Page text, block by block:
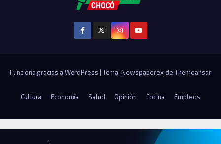
Funciona gracias a WordPress | Tema: Newspaperex de Themeansar
Cultura Economía Salud Opinión Cocina Empleos